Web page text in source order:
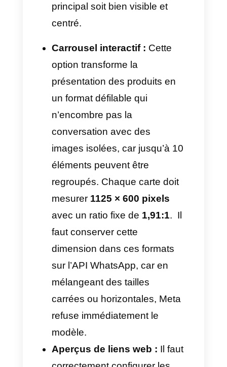
révision automatique de Meta.
les dimensions, le poids ou les
formats sur l’API WhatsApp
autorisés, le système le refuse,
gelant ainsi la stratégie
commerciale. Pour garantir
l’approbation dès la première
tentative, il est important de
suivre ces spécifications :
Photo de profil :
la marque. Le standard
optimal est de1080 × 1080
pixels au format JPEG ou
PNG. À noter : cette image est
automatiquement recadrée en